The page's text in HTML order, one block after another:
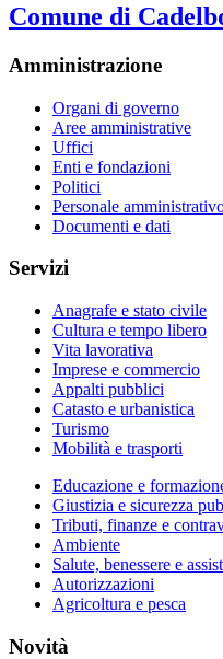
Comune di
Amministrazione
Organi di governo
Aree amministrative
Uffici
Enti e fondazioni
Politici
Personale
Documenti e dati
Servizi
Anagrafe e stato civile
Cultura e tempo libero
Vita lavorativa
Imprese e commercio
Appalti pubblici
Catasto e urbanistica
Turismo
Mobilità e trasporti
Educazione e
Giustizia e sicurezza
Tributi, finanze e
Ambiente
Salute, benessere e
Autorizzazioni
Agricoltura e pesca
Novità